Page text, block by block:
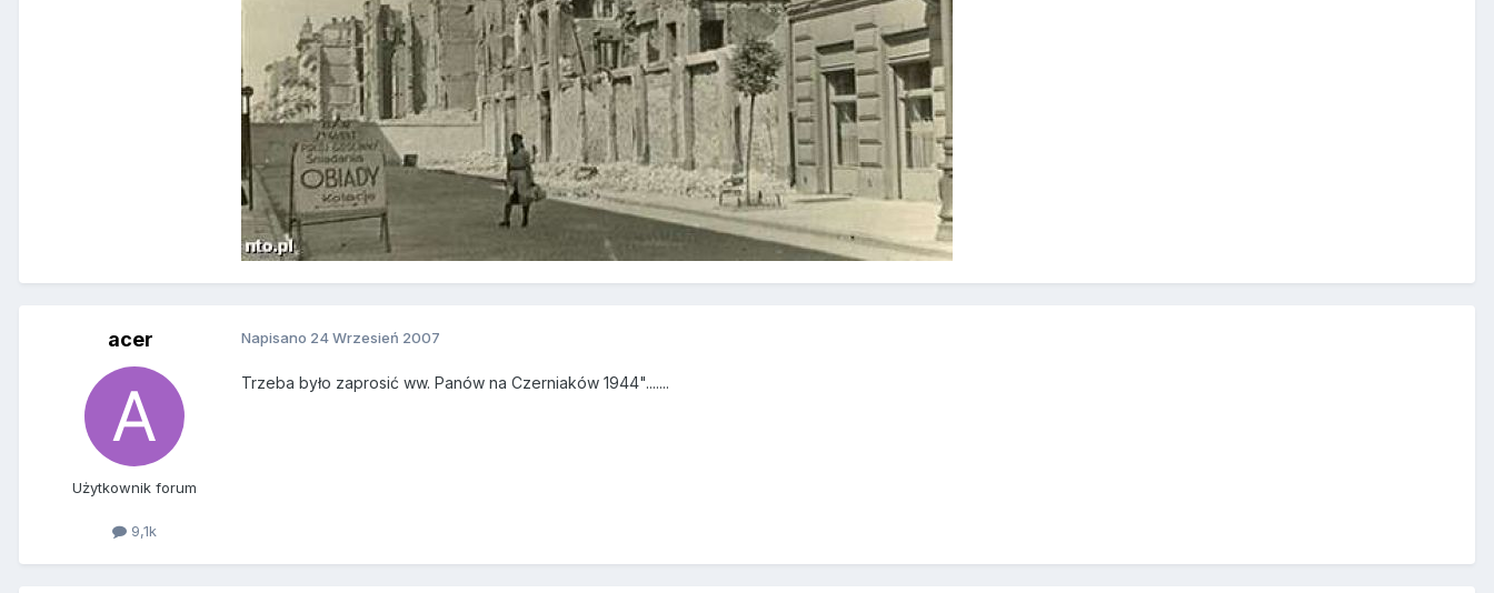
acer
Użytkownik forum
9,1k
Napisano 24 Wrzesień 2007
Trzeba było zaprosić ww. Panów na Czerniaków 1944".......